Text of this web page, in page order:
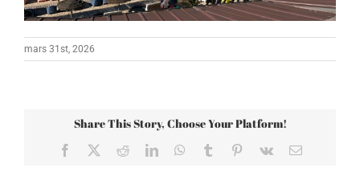
mars 31st, 2026
Share This Story, Choose Your Platform!
Facebook RedditLinkedInWhatsApp
Tumblr Pinterest
Vk Email